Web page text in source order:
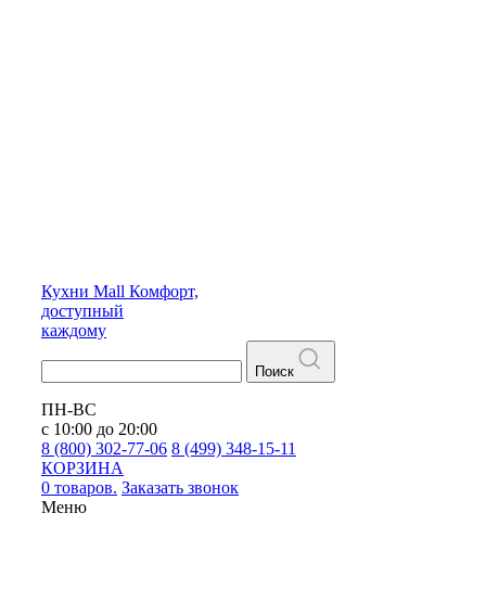
Кухни Mall Комфорт,
доступный
каждому
Поиск
ПН-ВС
с 10:00 до 20:00
8 (800) 302-77-06 8 (499) 348-15-11
КОРЗИНА
0 товаров. Заказать звонок
Меню